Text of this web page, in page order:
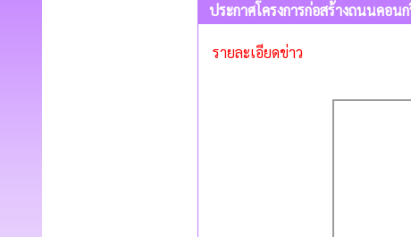
ประกาศโครงการก่อสร้างถนนคอ
รายละเอียดข่าว